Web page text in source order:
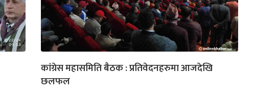
कांग्रेस महासमिति बैठक : प्रतिवेदनहरुमा आजदेखि
छलफल